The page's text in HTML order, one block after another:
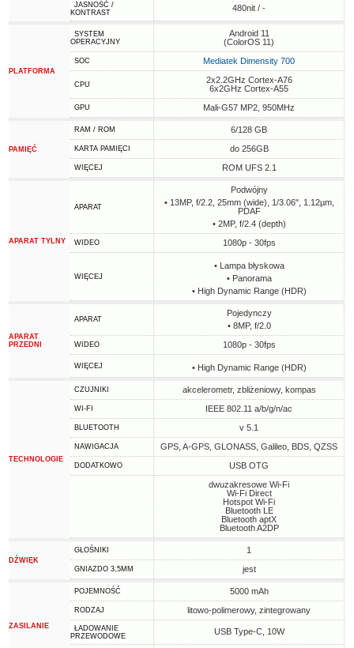
JASNOŚĆ /
KONTRAST
480nit / -
PLATFORMA
SYSTEM
OPERACYJNY
Android 11
(ColorOS 11)
SOC Mediatek Dimensity 700
CPU
2x2.2GHz Cortex-A76
6x2GHz Cortex-A55
GPU Mali-G57 MP2, 950MHz
PAMIĘĆ
RAM / ROM 6/128 GB
KARTA PAMIĘCI do 256GB
WIĘCEJ ROM UFS 2.1
APARAT TYLNY
APARAT
Podwójny
• 13MP, f/2.2, 25mm (wide), 1/3.06", 1.12µm,
PDAF
• 2MP, f/2.4 (depth)
WIDEO 1080p - 30fps
WIĘCEJ
• Lampa błyskowa
• Panorama
• High Dynamic Range (HDR)
APARAT
PRZEDNI
APARAT
Pojedynczy
• 8MP, f/2.0
WIDEO 1080p - 30fps
WIĘCEJ • High Dynamic Range (HDR)
TECHNOLOGIE
CZUJNIKI akcelerometr, zbliżeniowy, kompas
WI-FI IEEE 802.11 a/b/g/n/ac
BLUETOOTH v 5.1
NAWIGACJA GPS, A-GPS, GLONASS, Galileo, BDS, QZSS
DODATKOWO
USB OTG
dwuzakresowe Wi-Fi
Wi-Fi Direct
Hotspot Wi-Fi
Bluetooth LE
Bluetooth aptX
Bluetooth A2DP
DŹWIĘK
GŁOŚNIKI 1
GNIAZDO 3,5MM jest
ZASILANIE
POJEMNOŚĆ 5000 mAh
RODZAJ litowo-polimerowy, zintegrowany
ŁADOWANIE
PRZEWODOWE
USB Type-C, 10W